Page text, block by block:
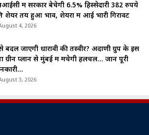
में सरकार बेचेगी 6.5% हिस्सेदारी 382 रुपये
शेयर तय हुआ भाव, शेयरों में आई भारी गिरावट
4, 2026
बदल जाएगी धारावी की तस्वीर? अदाणी ग्रुप के इस
ग्रीन प्लान से मुंबई में मचेगी हलचल… जानें पूरी
3, 2026